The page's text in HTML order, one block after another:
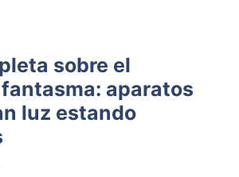
sobre el
aparatos
luz estando